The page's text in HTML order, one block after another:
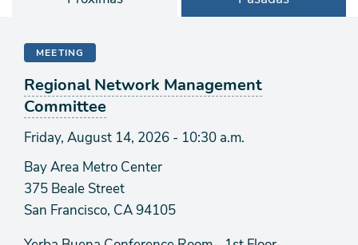
MEETING
Regional Network Management
Committee
Friday, August 14, 2026 - 10:30 a.m.
Bay Area Metro Center
375 Beale Street
San Francisco, CA 94105